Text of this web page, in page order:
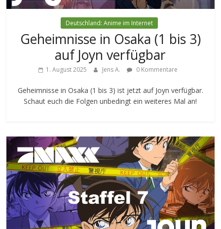
Deutschland: Anime im Internet
Geheimnisse in Osaka (1 bis 3)
auf Joyn verfügbar
1. August 2025 Jens A. 0 Kommentare
Geheimnisse in Osaka (1 bis 3) ist jetzt auf Joyn verfügbar.
Schaut euch die Folgen unbedingt ein weiteres Mal an!